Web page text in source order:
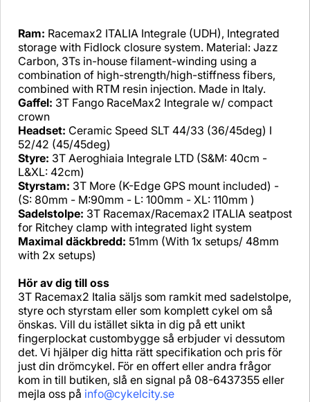
Ram: Racemax2 ITALIA Integrale (UDH), Integrated
storage with Fidlock closure system. Material: Jazz
Carbon, 3Ts in-house filament-winding using a
combination of high-strength/high-stiffness fibers,
combined with RTM resin injection. Made in Italy.
Gaffel: 3T Fango RaceMax2 Integrale w/ compact
crown
Headset: Ceramic Speed SLT 44/33 (36/45deg) I
52/42 (45/45deg)
Styre: 3T Aeroghiaia Integrale LTD (S&M: 40cm -
L&XL: 42cm)
Styrstam: 3T More (K-Edge GPS mount included) -
(S: 80mm - M:90mm - L: 100mm - XL: 110mm )
Sadelstolpe: 3T Racemax/Racemax2 ITALIA seatpost
for Ritchey clamp with integrated light system
Maximal däckbredd: 51mm (With 1x setups/ 48mm
with 2x setups)
Hör av dig till oss
3T Racemax2 Italia säljs som ramkit med sadelstolpe,
styre och styrstam eller som komplett cykel om så
önskas. Vill du istället sikta in dig på ett unikt
fingerplockat custombygge så erbjuder vi dessutom
det. Vi hjälper dig hitta rätt specifikation och pris för
just din drömcykel. För en offert eller andra frågor
kom in till butiken, slå en signal på 08-6437355 eller
mejla oss på info@cykelcity.se